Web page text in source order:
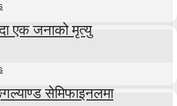
एक जनाको मृत्यु
सेमिफाइनलमा